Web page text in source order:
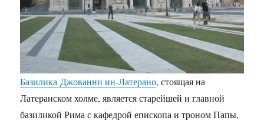
Базилика Джованни ин-Латерано, стоящая на
Латеранском холме, является старейшей и главной
базиликой Рима с кафедрой епископа и троном Папы,